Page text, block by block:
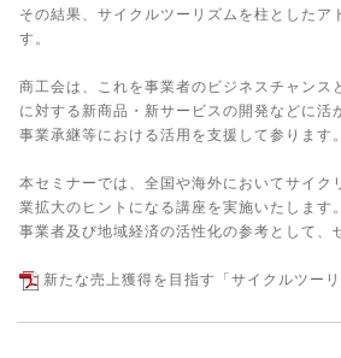
その結果、サイクルツーリズムを柱とした
す。
商工会は、これを事業者のビジネスチャンス
に対する新商品・新サービスの開発などに活
事業承継等における活用を支援して参ります。
本セミナーでは、全国や海外においてサイ
業拡大のヒントになる講座を実施いたします。
事業者及び地域経済の活性化の参考として、
新たな売上獲得を目指す「サイクルツー